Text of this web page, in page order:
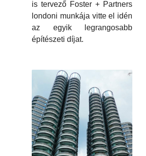
is tervező Foster + Partners
londoni munkája vitte el idén
az egyik legrangosabb
építészeti díjat.